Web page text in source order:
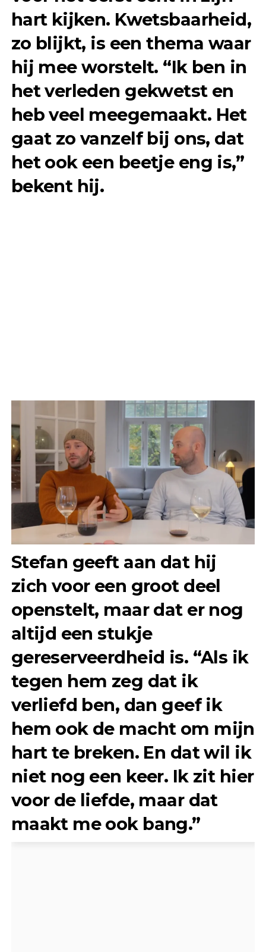
hart kijken. Kwetsbaarheid,
zo blijkt, is een thema waar
hij mee worstelt. “Ik ben in
het verleden gekwetst en
heb veel meegemaakt. Het
gaat zo vanzelf bij ons, dat
het ook een beetje eng is,”
bekent hij.
Stefan geeft aan dat hij
zich voor een groot deel
openstelt, maar dat er nog
altijd eenstukje
gereserveerdheid is. “Als ik
tegen hem zeg dat ik
verliefd ben, dan geef ik
hem ook de macht om mijn
hart te breken. En dat wil ik
niet nog een keer. Ik zit hier
voor de liefde, maar dat
maakt me ook bang.”